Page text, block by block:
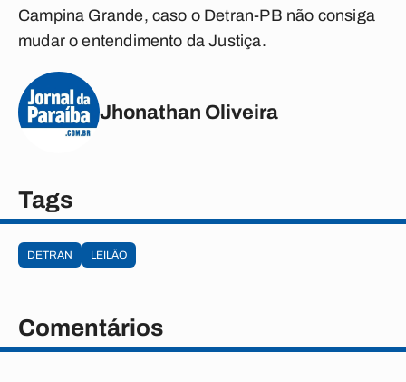
Campina Grande, caso o Detran-PB não consiga
mudar o entendimento da Justiça.
Jhonathan Oliveira
Tags
DETRAN LEILÃO
Comentários